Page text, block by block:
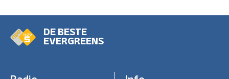
DE BESTE
EVERGREENS